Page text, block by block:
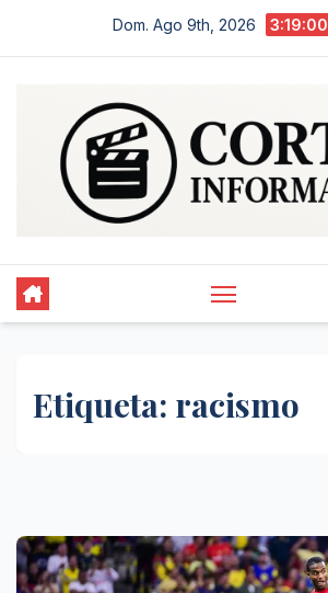
Dom. Ago 9th, 2026
Etiqueta: racismo